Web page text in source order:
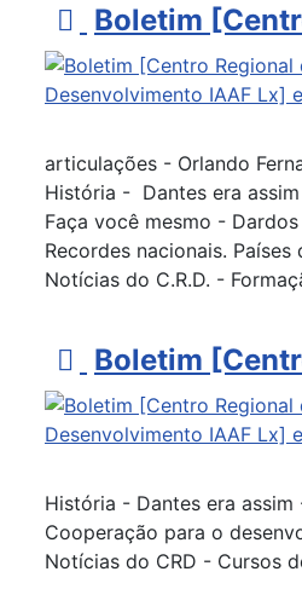
p
d
f
Boletim
articulações - Orlando
História - Dantes era
Faça você mesmo -
Recordes nacionais.
Notícias do C.R.D. -
p
d
f
Boletim
História - Dantes era
Cooperação para o
Notícias do CRD - Cursos